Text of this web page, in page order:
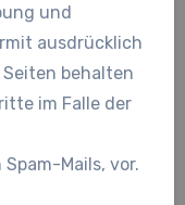
und
ausdrücklich
behalten
im Falle der
Mails, vor.